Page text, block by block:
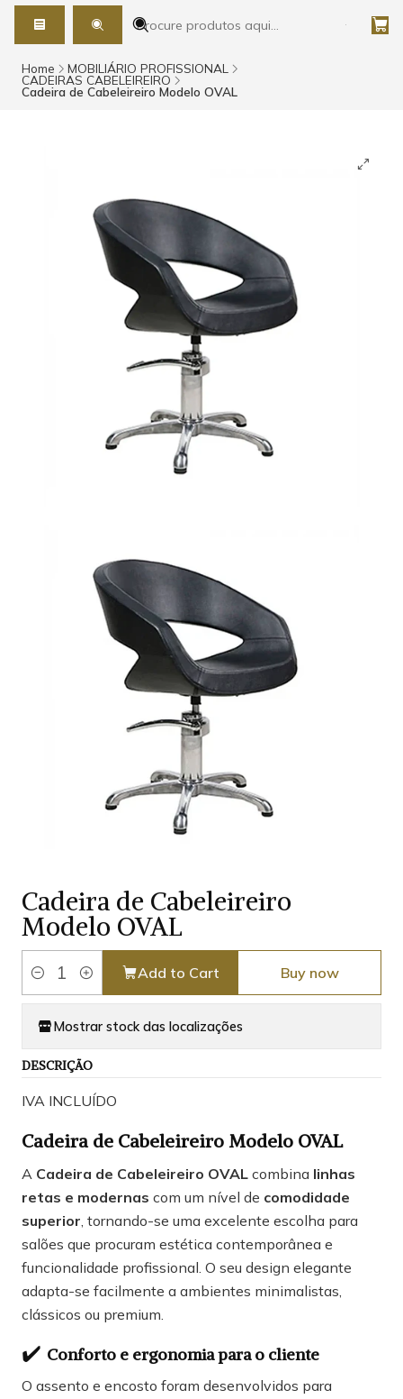
Home MOBILIÁRIO PROFISSIONAL
CADEIRAS CABELEIREIRO
Cadeira de Cabeleireiro Modelo OVAL
Cadeira de Cabeleireiro
Modelo OVAL
Quantity
Add to Cart Buy now
Mostrar stock das localizações
DESCRIÇÃO
IVA INCLUÍDO
Cadeira de Cabeleireiro Modelo OVAL
A Cadeira de Cabeleireiro OVAL combina linhas
retas e modernas com um nível de comodidade
superior, tornando-se uma excelente escolha para
salões que procuram estética contemporânea e
funcionalidade profissional. O seu design elegante
adapta-se facilmente a ambientes minimalistas,
clássicos ou premium.
✔️ Conforto e ergonomia para o cliente
O assento e encosto foram desenvolvidos para